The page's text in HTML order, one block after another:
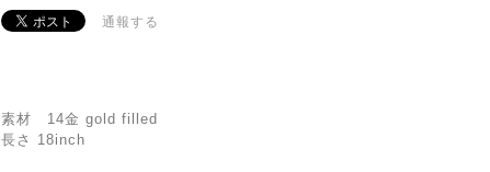
通報する
素材 14金 gold filled
長さ 18inch